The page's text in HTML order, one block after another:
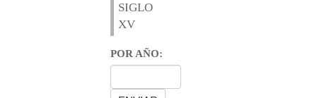
SIGLO
XV
POR AÑO: